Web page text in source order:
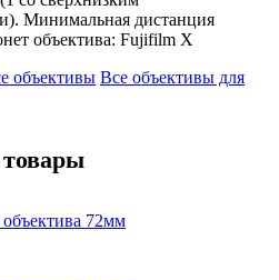
Минимальная дистанция
объектива: Fujifilm X
объективы Все объективы для